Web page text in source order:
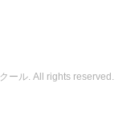
ール. All rights reserved.